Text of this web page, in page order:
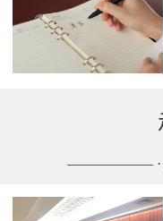
—————— ·